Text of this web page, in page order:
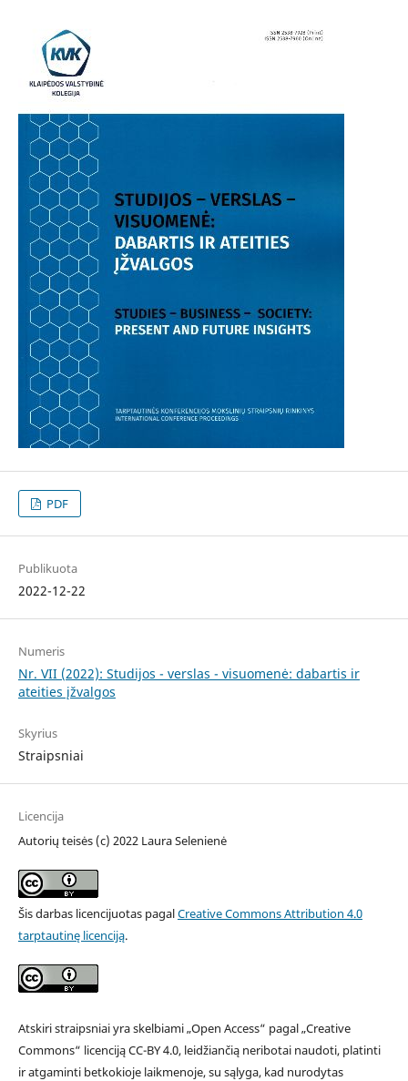
PDF
Publikuota
2022-12-22
Numeris
Nr. VII (2022): Studijos - verslas - visuomenė: dabartis ir
ateities įžvalgos
Skyrius
Straipsniai
Licencija
Autorių teisės (c) 2022 Laura Selenienė
Šis darbas licencijuotas pagalCreative Commons Attribution 4.0
tarptautinę licenciją.
Atskiri straipsniai yra skelbiami „Open Access“ pagal „Creative
Commons“ licenciją CC-BY 4.0, leidžiančią neribotai naudoti, platinti
ir atgaminti betkokioje laikmenoje, su sąlyga, kad nurodytas